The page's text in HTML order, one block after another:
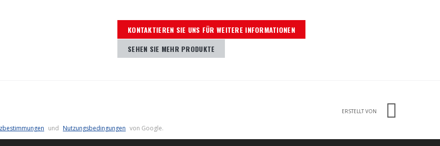
KONTAKTIEREN SIE UNS FÜR WEITERE INFORMATIONEN
SEHEN SIE MEHR PRODUKTE
ERSTELLT VON
und Nutzungsbedingungen von Google.